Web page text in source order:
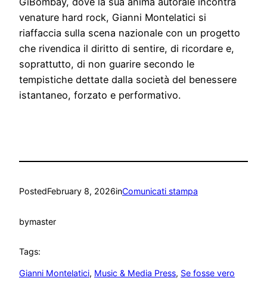
venature hard rock, Gianni Montelatici si
riaffaccia sulla scena nazionale con un progetto
che rivendica il diritto di sentire, di ricordare e,
soprattutto, di non guarire secondo le
tempistiche dettate dalla società del benessere
istantaneo, forzato e performativo.
PostedFebruary 8, 2026inComunicati stampa
bymaster
Tags:
Gianni Montelatici, Music & Media Press, Se fosse vero